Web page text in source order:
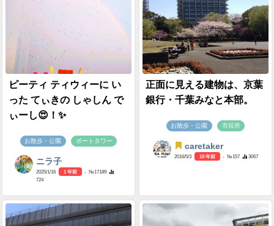
ピーティ ティウィーに い
った てぃきの しゃしん で
ぃーし😍！✨
お散歩・公園 ポートタワー
ニラ子
2025/1/16 1 年前
- №17189
724
正面に見える建物は、京葉
銀行・千葉みなと本部。
お散歩・公園 市役所
caretaker
2016/5/3 10 年前 - №157 3067